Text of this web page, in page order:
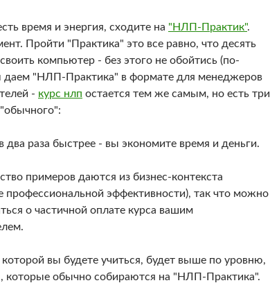
время и энергия, сходите на "НЛП-Практик".
Пройти "Практика" это все равно, что десять
компьютер - без этого не обойтись (по-
"НЛП-Практика" в формате для менеджеров
- курс нлп остается тем же самым, но есть три
два раза быстрее - вы экономите время и деньги.
примеров даются из бизнес-контекста
профессиональной эффективности), так что можно
о частичной оплате курса вашим
которой вы будете учиться, будет выше по уровню,
которые обычно собираются на "НЛП-Практика".